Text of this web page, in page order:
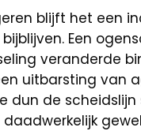
blijft het een
Een
veranderde
uitbarsting van
dun de scheidslijn